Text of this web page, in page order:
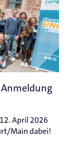
April 2026
Main dabei!